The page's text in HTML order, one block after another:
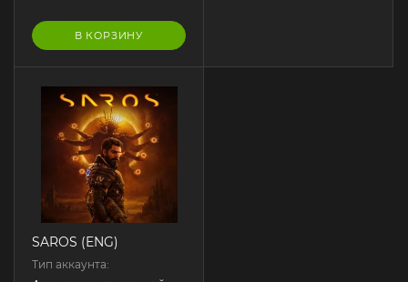
В КОРЗИНУ
SAROS (ENG)
Тип аккаунта: